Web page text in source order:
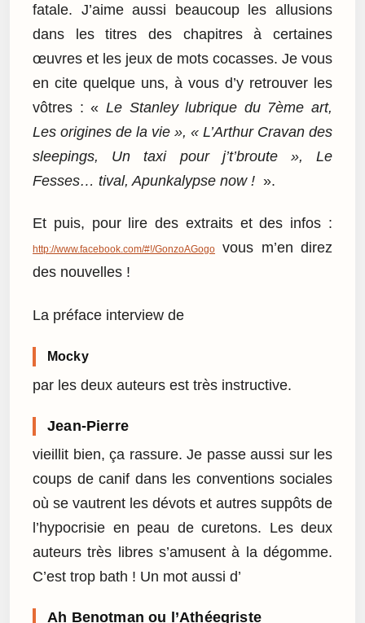
fatale. J’aime aussi beaucoup les allusions
dans les titres des chapitres à certaines
œuvres et les jeux de mots cocasses. Je vous
en cite quelque uns, à vous d’y retrouver les
vôtres : « Le Stanley lubrique du 7ème art,
Les origines de la vie », « L’Arthur Cravan des
sleepings, Un taxi pour j’t’broute », Le
Fesses… tival, Apunkalypse now ! ».
Et puis, pour lire des extraits et des infos :
http://www.facebook.com/#!/GonzoAGogo
vous m’en direz
des nouvelles !
La préface interview de
Mocky
par les deux auteurs est très instructive.
Jean-Pierre
vieillit bien, ça rassure. Je passe aussi sur les
coups de canif dans les conventions sociales
où se vautrent les dévots et autres suppôts de
l’hypocrisie en peau de curetons. Les deux
auteurs très libres s’amusent à la dégomme.
C’est trop bath ! Un mot aussi d’
Ah Benotman ou l’Athéegriste